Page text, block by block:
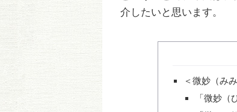
介したいと思います。
＜微妙（み
「微妙（